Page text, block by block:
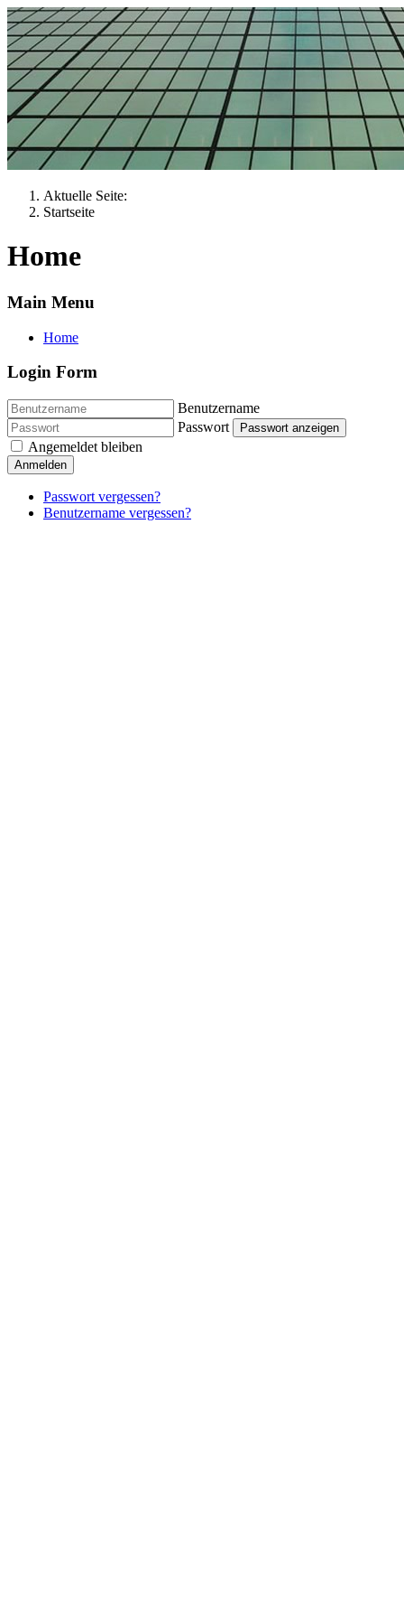
Aktuelle Seite:
Startseite
Home
Main Menu
Home
Login Form
Benutzername
Passwort
Passwort anzeigen
Angemeldet bleiben
Anmelden
Passwort vergessen?
Benutzername vergessen?